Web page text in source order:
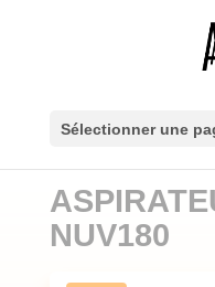
Sélectionner une
NUV180